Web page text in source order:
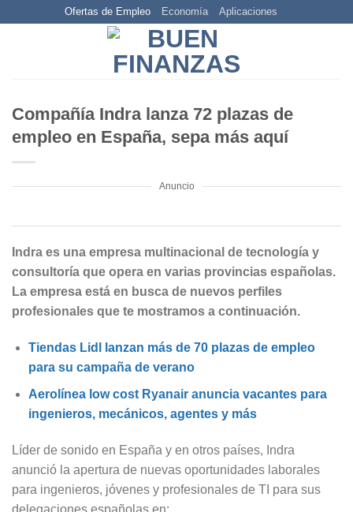
Ofertas de Empleo Economía Aplicaciones
Compañía Indra lanza 72 plazas de
empleo en España, sepa más aquí
Anuncio
Indra es una empresa multinacional de tecnología y
consultoría que opera en varias provincias españolas.
La empresa está en busca de nuevos perfiles
profesionales que te mostramos a continuación.
Tiendas Lidl lanzan más de 70 plazas de empleo
para su campaña de verano
Aerolínea low cost Ryanair anuncia vacantes para
ingenieros, mecánicos, agentes y más
Líder de sonido en España y en otros países, Indra
anunció la apertura de nuevas oportunidades laborales
para ingenieros, jóvenes y profesionales de TI para sus